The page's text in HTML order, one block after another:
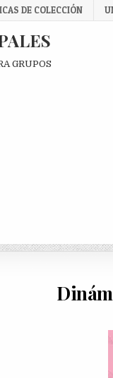
DE COLECCIÓN
GRUPOS